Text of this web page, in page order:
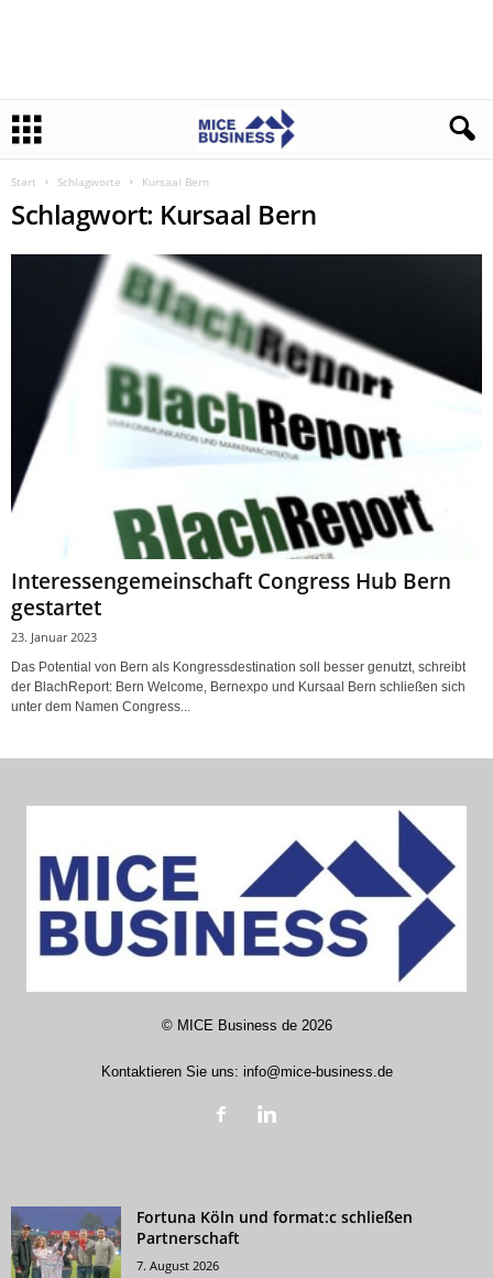
Start Schlagworte Kursaal Bern
Schlagwort: Kursaal Bern
Interessengemeinschaft Congress Hub Bern
gestartet
23. Januar 2023
Das Potential von Bern als Kongressdestination soll besser genutzt, schreibt
der BlachReport: Bern Welcome, Bernexpo und Kursaal Bern schließen sich
unter dem Namen Congress...
© MICE Business de2026
Kontaktieren Sie uns: info@mice-business.de
Fortuna Köln und format:c schließen
Partnerschaft
7. August 2026